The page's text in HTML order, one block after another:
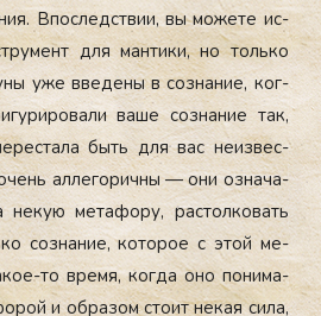
Впос­ледс­твии, вы мо­жете ис­
для ман­ти­ки, но толь­ко
уже вве­дены в соз­на­ние, ког­
ва­ше соз­на­ние так,
быть для вас не­из­вес­
ал­ле­горич­ны — они оз­на­ча­
ме­тафо­ру, рас­толко­вать
соз­на­ние, ко­торое с этой ме­
то вре­мя, ког­да оно по­нима­
и об­ра­зом сто­ит не­кая си­ла,